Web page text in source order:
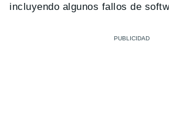
incluyendo algunos fallos de